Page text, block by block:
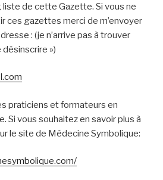
liste de cette Gazette. Si vous ne
ces gazettes merci de m’envoyer
: (je n’arrive pas à trouver
»)
praticiens et formateurs en
Si vous souhaitez en savoir plus à
le site de Médecine Symbolique: